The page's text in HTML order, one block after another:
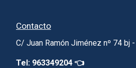
Contacto
C/ Juan Ramón Jiménez nº 74 bj
Tel: 963349204 👈